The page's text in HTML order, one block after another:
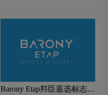
Barony Etap邦臣嘉选标志设